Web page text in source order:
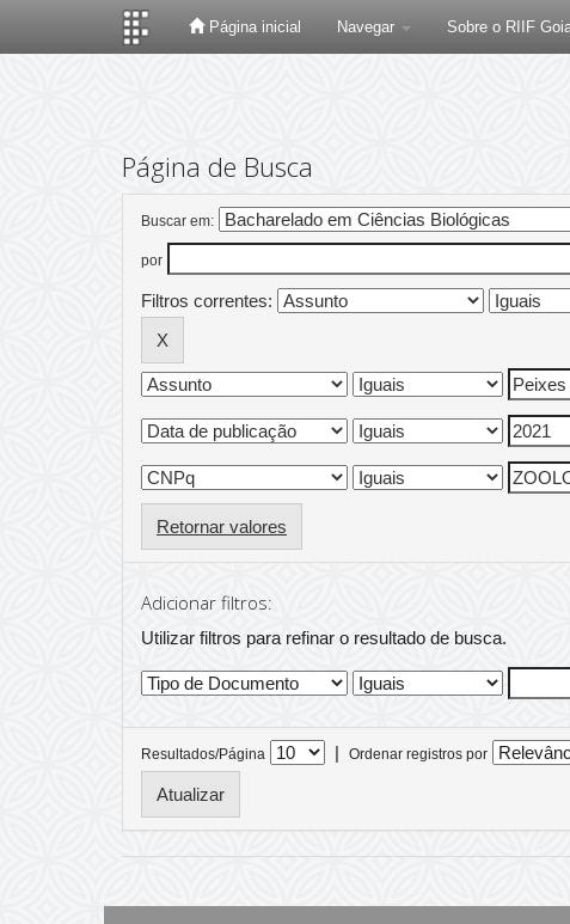
Página inicial Navegar Sobre o RIIF
Página de Busca
Buscar em:
por
Filtros correntes:
Retornar valores
Adicionar filtros:
Utilizar filtros para refinar o resultado de busca.
Resultados/Página | Ordenar registros por